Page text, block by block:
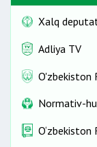
Xalq
Adliya TV
O'zbekiston
Normativ-